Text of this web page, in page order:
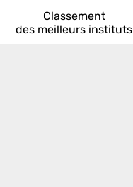
Classement
des meilleurs instituts